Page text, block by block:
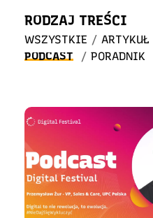
RODZAJ TREŚCI
WSZYSTKIE / ARTYKUŁ
PODCAST
/ PORADNIK